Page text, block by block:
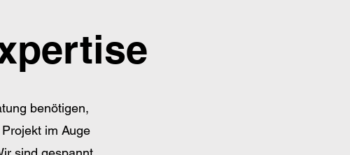
benötigen,
im Auge